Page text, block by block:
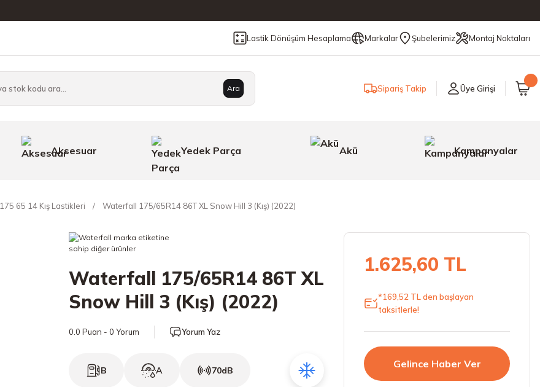
Lastik Dönüşüm Hesaplama Markalar Şubelerimiz Montaj Noktaları
Ara Sipariş Takip Üye Girişi
Aksesuar Yedek Parça Akü Kampanyalar
175 65 14 Kış Lastikleri Waterfall 175/65R14 86T XL Snow Hill 3 (Kış) (2022)
Waterfall 175/65R14 86T XL
Snow Hill 3 (Kış) (2022)
0.0 Puan - 0 Yorum Yorum Yaz
B A 70dB
1.625,60 TL
*169,52 TL den başlayan
taksitlerle!
Gelince Haber Ver